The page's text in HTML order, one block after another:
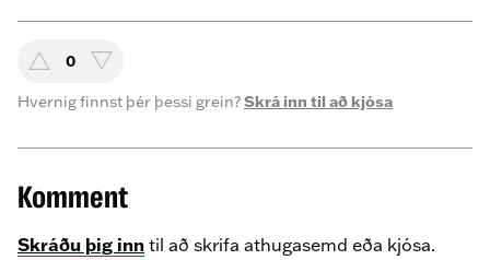
0
Hvernig finnst þér þessi grein?Skrá inn til að kjósa
Komment
Skráðu þig inn til að skrifa athugasemd eða kjósa.